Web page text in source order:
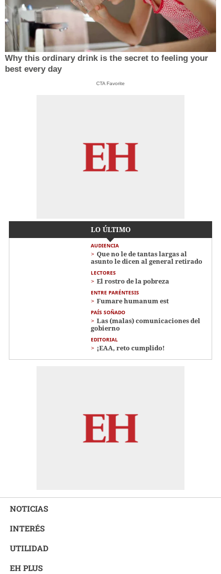
Why this ordinary drink is the secret to feeling your
best every day
CTA Favorite
LO ÚLTIMO
AUDIENCIA
Que no le de tantas largas al
asunto le dicen al general retirado
LECTORES
El rostro de la pobreza
ENTRE PARÉNTESIS
Fumare humanum est
PAÍS SOÑADO
Las (malas) comunicaciones del
gobierno
EDITORIAL
¡EAA, reto cumplido!
NOTICIAS
INTERÉS
UTILIDAD
EH PLUS